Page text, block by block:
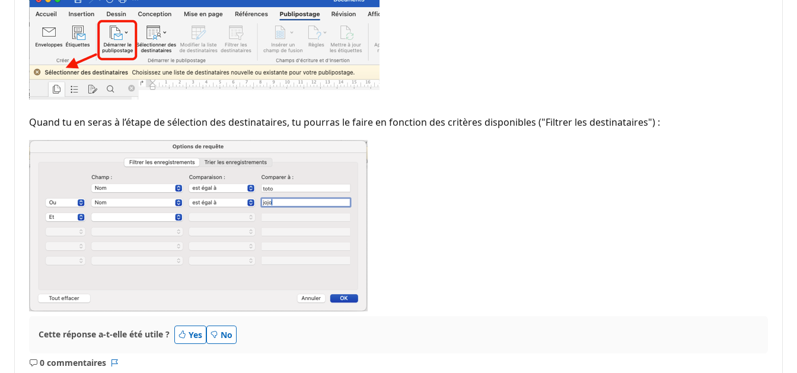
Quand tu en seras à l’étape de sélection des destinataires, tu pourras le faire en fonction des critères disponibles ("Filtrer les destinataires") :
Cette réponse a-t-elle été utile ? Yes No
0 commentaires
Aucun